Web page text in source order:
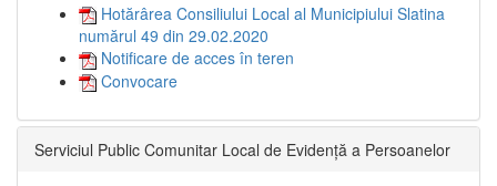
Hotărârea Consiliului Local al Municipiului Slatina
numărul 49 din 29.02.2020
Notificare de acces în teren
Convocare
Serviciul Public Comunitar Local de Evidență a Persoanelor